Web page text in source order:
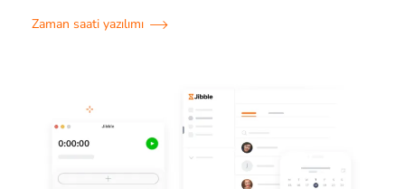
Zaman saati yazılımı